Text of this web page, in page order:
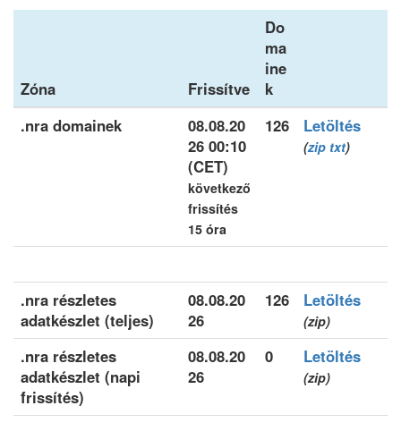
Zóna Frissítve
Do
ma
ine
k
.nra domainek
08.08.20
26 00:10
(CET)
következő
frissítés
15 óra
126 Letöltés
(zip txt)
.nra részletes
adatkészlet (teljes)
08.08.20
26
126 Letöltés
(zip)
.nra részletes
adatkészlet (napi
frissítés)
08.08.20
26
0 Letöltés
(zip)